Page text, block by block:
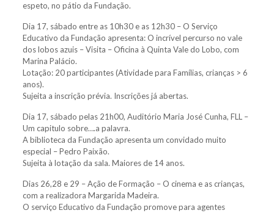
espeto, no pátio da Fundação.
Dia 17, sábado entre as 10h30 e as 12h30 – O Serviço
Educativo da Fundação apresenta: O incrível percurso no vale
dos lobos azuis – Visita – Oficina à Quinta Vale do Lobo, com
Marina Palácio.
Lotação: 20 participantes (Atividade para Famílias, crianças > 6
anos).
Sujeita a inscrição prévia. Inscrições já abertas.
Dia 17, sábado pelas 21h00, Auditório Maria José Cunha, FLL –
Um capitulo sobre….a palavra.
A biblioteca da Fundação apresenta um convidado muito
especial – Pedro Paixão.
Sujeita à lotação da sala. Maiores de 14 anos.
Dias 26,28 e 29 – Ação de Formação – O cinema e as crianças,
com a realizadora Margarida Madeira.
O serviço Educativo da Fundação promove para agentes